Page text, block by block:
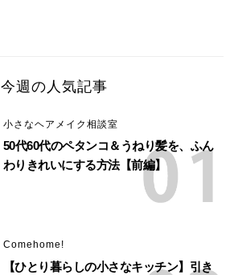
今週の人気記事
小さなヘアメイク相談室
50代60代のペタンコ＆うねり髪を、ふん
わりきれいにする方法【前編】
Comehome!
【ひとり暮らしの小さなキッチン】引き